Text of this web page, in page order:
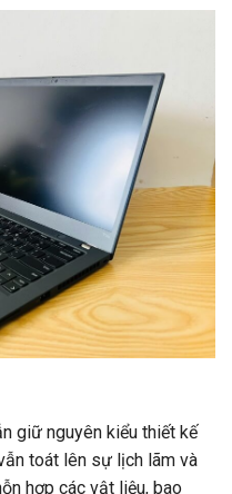
giữ nguyên kiểu thiết kế
toát lên sự lịch lãm và
hợp các vật liệu, bao